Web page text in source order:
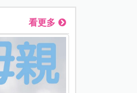
看更多